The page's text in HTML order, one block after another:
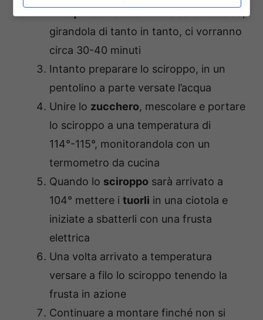
girandola di tanto in tanto, ci vorranno
circa 30-40 minuti
Intanto preparare lo sciroppo, in un
pentolino a parte versate l’acqua
Unire lo zucchero, mescolare e portare
lo sciroppo a una temperatura di
114°-115°, monitorandola con un
termometro da cucina
Quando lo sciroppo sarà arrivato a
104° mettere i tuorli in una ciotola e
iniziate a sbatterli con una frusta
elettrica
Una volta arrivato a temperatura
versare a filo lo sciroppo tenendo la
frusta in azione
Continuare a montare finché non si